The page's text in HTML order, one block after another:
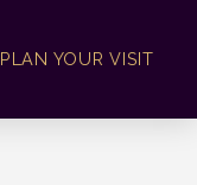
PLAN YOUR VISIT